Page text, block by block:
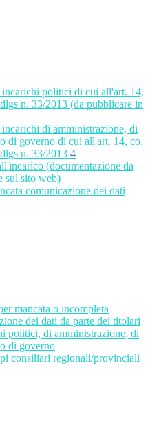
politici di cui all'art. 14,
n. 33/2013 (da pubblicare in
di amministrazione, di
di governo di cui all'art. 14, co.
n. 33/2013 4
(documentazione da
sul sito web)
comunicazione dei dati
mancata o incompleta
dei dati da parte dei titolari
politici, di amministrazione, di
di governo
consiliari regionali/provinciali